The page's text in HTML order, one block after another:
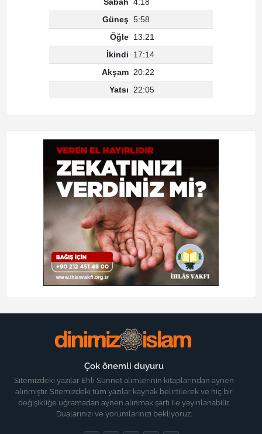
Çok önemli duyuru
Sitemizdeki yazılar Ehli Sünnet alimlerinin kitaplarından aynen
alınmıştır. Sitemizdeki tüm yazılar kaynak belirtilerek ve hiç bir
değişikliğe uğramadan aynen alınmak şartı ile yayınlanabilir.
Dualarınızı ve yorumlarınızı bekliyoruz.